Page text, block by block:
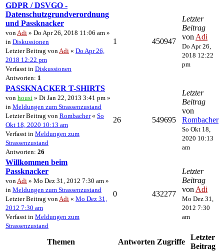
GDPR / DSVGO -
Datenschutzgrundverordnung
und Passknacker
von Adi » Do Apr 26, 2018 11:06 am »
in Diskussionen
Letzter Beitrag von Adi « Do Apr 26,
2018 12:22 pm
Verfasst in Diskussionen
Antworten: 1
1 450947
Letzter
Beitrag
von Adi
Do Apr 26,
2018 12:22
pm
PASSKNACKER T-SHIRTS
von housi » Di Jan 22, 2013 3:41 pm »
in Meldungen zum Strassenzustand
Letzter Beitrag von Rombacher« So
Okt 18, 2020 10:13 am
Verfasst in Meldungen zum
Strassenzustand
Antworten: 26
26 549695
Letzter
Beitrag
von
Rombacher
So Okt 18,
2020 10:13
am
Willkommen beim
Passknacker
von Adi » Mo Dez 31, 2012 7:30 am »
in Meldungen zum Strassenzustand
Letzter Beitrag von Adi « Mo Dez 31,
2012 7:30 am
Verfasst in Meldungen zum
Strassenzustand
0 432277
Letzter
Beitrag
von Adi
Mo Dez 31,
2012 7:30
am
Themen Antworten Zugriffe
Letzter
Beitrag